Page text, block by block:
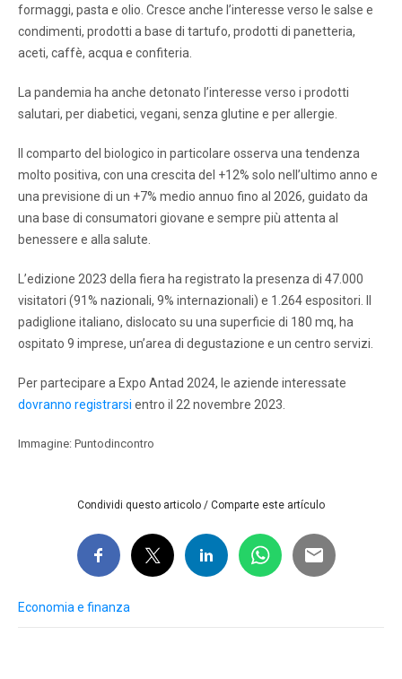
formaggi, pasta e olio. Cresce anche l’interesse verso le salse e
condimenti, prodotti a base di tartufo, prodotti di panetteria,
aceti, caffè, acqua e confiteria.
La pandemia ha anche detonato l’interesse verso i prodotti
salutari, per diabetici, vegani, senza glutine e per allergie.
Il comparto del biologico in particolare osserva una tendenza
molto positiva, con una crescita del +12% solo nell’ultimo anno e
una previsione di un +7% medio annuo fino al 2026, guidato da
una base di consumatori giovane e sempre più attenta al
benessere e alla salute.
L’edizione 2023 della fiera ha registrato la presenza di 47.000
visitatori (91% nazionali, 9% internazionali) e 1.264 espositori. Il
padiglione italiano, dislocato su una superficie di 180 mq, ha
ospitato 9 imprese, un’area di degustazione e un centro servizi.
Per partecipare a Expo Antad 2024, le aziende interessate
dovranno registrarsi entro il 22 novembre 2023.
Immagine: Puntodincontro
Condividi questo articolo / Comparte este artículo
Economia e finanza